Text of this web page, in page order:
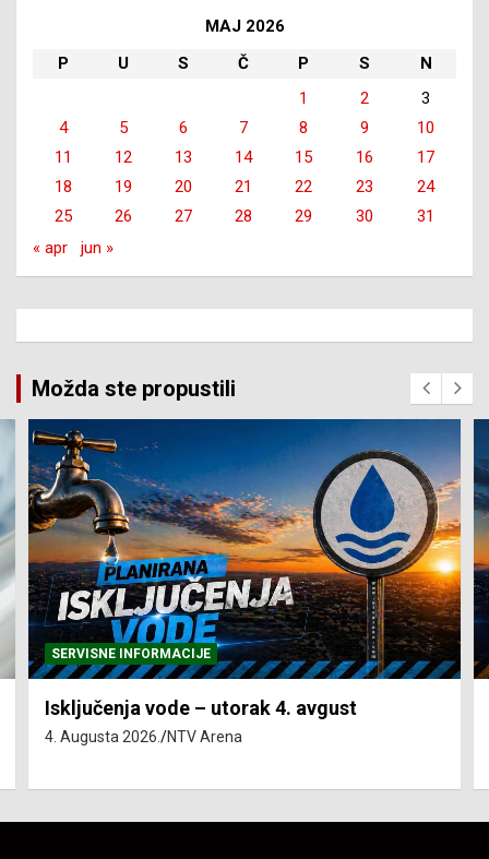
MAJ 2026
P
U S Č P S
N
1
2
3
4
5 6 7 8 9
10
11
12 13 14 15 16
17
18
19 20 21 22 23
24
25
26 27 28 29 30
31
« apr
jun »
Možda ste propustili
SERVISNE INFORMACIJE
Isključenja vode – utorak 4. avgust
4. Augusta 2026. NTV Arena